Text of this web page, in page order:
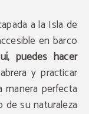
a la Isla de
en barco
puedes hacer
y practicar
manera perfecta
de su naturaleza